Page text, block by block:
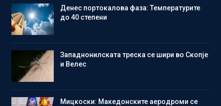
Денес портокалова фаза: Температурите
до 40 степени
Западнонилската треска се шири во Скопје
и Велес
Мицкоски: Македонските аеродроми се